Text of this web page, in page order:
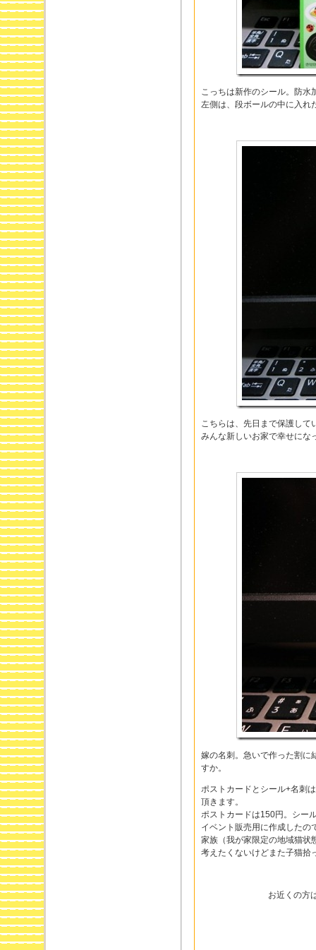
こっちは新作のシール。防水
左側は、段ボールの中に入れ
こちらは、先日まで保護して
みんな新しいお家で幸せにな
嫁の名刺。急いで作った割に
すか。
ポストカードとシール+名刺
頂きます。
ポストカードは150円。シー
イベント販売用に作成したの
家族（我が家限定の地域猫状
考えたくないけどまた子猫
お近くの方